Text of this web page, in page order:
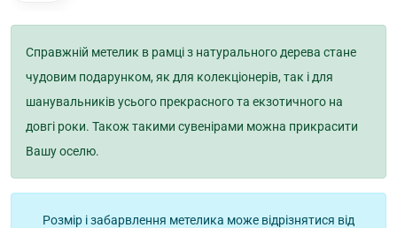
Справжній метелик в рамці з натурального дерева стане
чудовим подарунком, як для колекціонерів, так і для
шанувальників усього прекрасного та екзотичного на
довгі роки. Також такими сувенірами можна прикрасити
Вашу оселю.
Розмір і забарвлення метелика може відрізнятися від